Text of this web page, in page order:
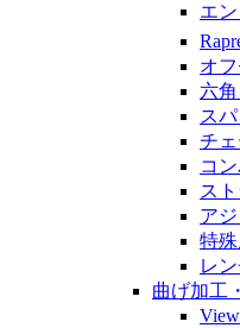
エ
オ
六
ス
チ
コ
ス
ア
特
レ
曲げ加工